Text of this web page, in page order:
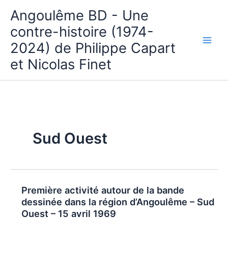
contenu
Angoulême BD - Une
contre-histoire (1974-
2024) de Philippe Capart
et Nicolas Finet
Sud Ouest
Première activité autour de la bande
dessinée dans la région d’Angoulême – Sud
Ouest – 15 avril 1969